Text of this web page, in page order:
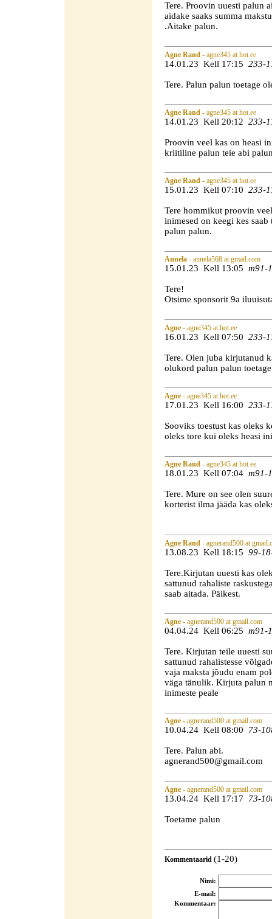
Tere. Proovin uuesti palun
aidake saaks summa
.Aitake palun.
Agne Rand - agne345 at hot.ee
14.01.23 Kell 17:15 233-
Tere. Palun palun toetage
Agne Rand - agne345 at hot.ee
14.01.23 Kell 20:12 233-
Proovin veel kas on heasi
kriitiline palun teie abi
Agne Rand - agne345 at hot.ee
15.01.23 Kell 07:10 233-
Tere hommikut proovin
inimesed on keegi kes
palun palun.
Annela - annela568 at gmail.com
15.01.23 Kell 13:05 m91-
Tere!
Otsime sponsorit 9a
Agne - agne345 at hot.ee
16.01.23 Kell 07:50 233-
Tere. Olen juba kirjutanud
olukord palun palun
Agne - agne345 at hot.ee
17.01.23 Kell 16:00 233-
Sooviks toestust kas oleks
oleks tore kui oleks heasi
Agne Rand - agne345 at hot.ee
18.01.23 Kell 07:04 m91-
Tere. Mure on see olen
korterist ilma jääda kas
Agne Rand - agnerand500 at
13.08.23 Kell 18:15 99-
Tere.Kirjutan uuesti kas
sattunud rahaliste
saab aitada. Päikest.
Agne - agnerand500 at gmail.com
04.04.24 Kell 06:25 m91-
Tere. Kirjutan teile uuesti
sattunud rahalistesse
vaja maksta jõudu enam
väga tänulik. Kirjuta palun
inimeste peale
Agne - agnerand500 at gmail.com
10.04.24 Kell 08:00 73-
Tere. Palun abi.
agnerand500@gmail.com
Agne - agnerand500 at gmail.com
13.04.24 Kell 17:17 73-
Toetame palun
Kommentaarid (1-20)
Nimi:
E-mail:
Kommentaar: